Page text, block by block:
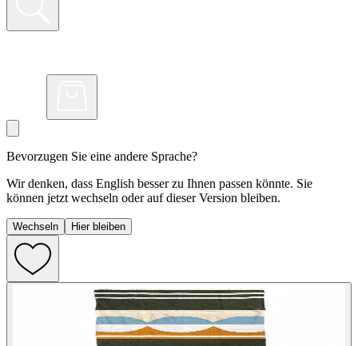
Bevorzugen Sie eine andere Sprache?
Wir denken, dass English besser zu Ihnen passen könnte. Sie
können jetzt wechseln oder auf dieser Version bleiben.
Wechseln Hier bleiben